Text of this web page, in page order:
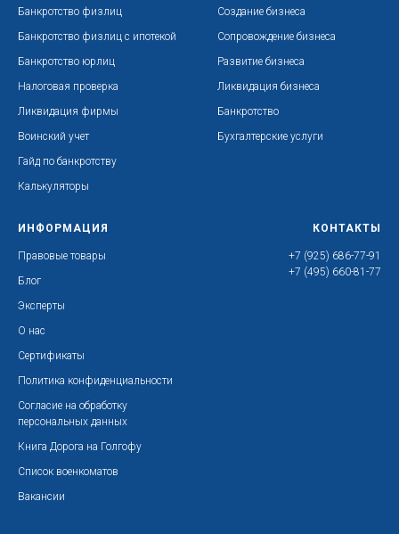
Банкротство физлиц
Банкротство физлиц с ипотекой
Банкротство юрлиц
Налоговая проверка
Ликвидация фирмы
Воинский учет
Гайд по банкротству
Калькуляторы
Создание бизнеса
Сопровождение бизнеса
Развитие бизнеса
Ликвидация бизнеса
Банкротство
Бухгалтерские услуги
ИНФОРМАЦИЯ
Правовые товары
Блог
Эксперты
О нас
Сертификаты
Политика конфиденциальности
Согласие на обработку
персональных данных
Книга Дорога на Голгофу
Список военкоматов
Вакансии
КОНТАКТЫ
+7 (925) 686-77-91
+7 (495) 660-81-77